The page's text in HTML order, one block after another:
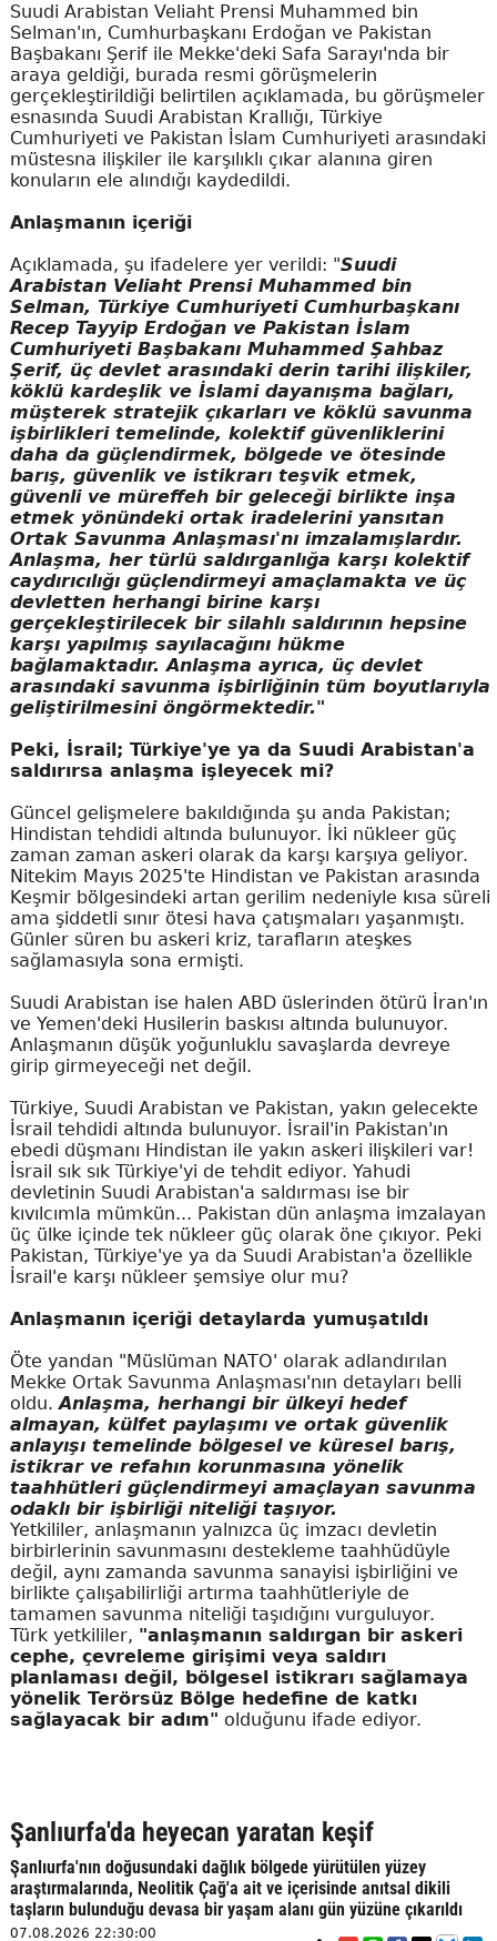
Suudi Arabistan Veliaht Prensi Muhammed bin
Selman'ın, Cumhurbaşkanı Erdoğan ve Pakistan
Başbakanı Şerif ile Mekke'deki Safa Sarayı'nda bir
araya geldiği, burada resmi görüşmelerin
gerçekleştirildiği belirtilen açıklamada, bu görüşmeler
esnasında Suudi Arabistan Krallığı, Türkiye
Cumhuriyeti ve Pakistan İslam Cumhuriyeti arasındaki
müstesna ilişkiler ile karşılıklı çıkar alanına giren
konuların ele alındığı kaydedildi.
Anlaşmanın içeriği
Açıklamada, şu ifadelere yer verildi: "Suudi
Arabistan Veliaht Prensi Muhammed bin
Selman, Türkiye Cumhuriyeti Cumhurbaşkanı
Recep Tayyip Erdoğan ve Pakistan İslam
Cumhuriyeti Başbakanı Muhammed Şahbaz
Şerif, üç devlet arasındaki derin tarihi ilişkiler,
köklü kardeşlik ve İslami dayanışma bağları,
müşterek stratejik çıkarları ve köklü savunma
işbirlikleri temelinde, kolektif güvenliklerini
daha da güçlendirmek, bölgede ve ötesinde
barış, güvenlik ve istikrarı teşvik etmek,
güvenli ve müreffeh bir geleceği birlikte inşa
etmek yönündeki ortak iradelerini yansıtan
Ortak Savunma Anlaşması'nı imzalamışlardır.
Anlaşma, her türlü saldırganlığa karşı kolektif
caydırıcılığı güçlendirmeyi amaçlamakta ve üç
devletten herhangi birine karşı
gerçekleştirilecek bir silahlı saldırının hepsine
karşı yapılmış sayılacağını hükme
bağlamaktadır. Anlaşma ayrıca, üç devlet
arasındaki savunma işbirliğinin tüm boyutlarıyla
geliştirilmesini öngörmektedir."
Peki, İsrail; Türkiye'ye ya da Suudi Arabistan'a
saldırırsa anlaşma işleyecek mi?
Güncel gelişmelere bakıldığında şu anda Pakistan;
Hindistan tehdidi altında bulunuyor. İki nükleer güç
zaman zaman askeri olarak da karşı karşıya geliyor.
Nitekim Mayıs 2025'te Hindistan ve Pakistan arasında
Keşmir bölgesindeki artan gerilim nedeniyle kısa süreli
ama şiddetli sınır ötesi hava çatışmaları yaşanmıştı.
Günler süren bu askeri kriz, tarafların ateşkes
sağlamasıyla sona ermişti.
Suudi Arabistan ise halen ABD üslerinden ötürü İran'ın
ve Yemen'deki Husilerin baskısı altında bulunuyor.
Anlaşmanın düşük yoğunluklu savaşlarda devreye
girip girmeyeceği net değil.
Türkiye, Suudi Arabistan ve Pakistan, yakın gelecekte
İsrail tehdidi altında bulunuyor. İsrail'in Pakistan'ın
ebedi düşmanı Hindistan ile yakın askeri ilişkileri var!
İsrail sık sık Türkiye'yi de tehdit ediyor. Yahudi
devletinin Suudi Arabistan'a saldırması ise bir
kıvılcımla mümkün... Pakistan dün anlaşma imzalayan
üç ülke içinde tek nükleer güç olarak öne çıkıyor. Peki
Pakistan, Türkiye'ye ya da Suudi Arabistan'a özellikle
İsrail'e karşı nükleer şemsiye olur mu?
Anlaşmanın içeriği detaylarda yumuşatıldı
Öte yandan "Müslüman NATO' olarak adlandırılan
Mekke Ortak Savunma Anlaşması'nın detayları belli
oldu.Anlaşma, herhangi bir ülkeyi hedef
almayan, külfet paylaşımı ve ortak güvenlik
anlayışı temelinde bölgesel ve küresel barış,
istikrar ve refahın korunmasına yönelik
taahhütleri güçlendirmeyi amaçlayan savunma
odaklı bir işbirliği niteliği taşıyor.
Yetkililer, anlaşmanın yalnızca üç imzacı devletin
birbirlerinin savunmasını destekleme taahhüdüyle
değil, aynı zamanda savunma sanayisi işbirliğini ve
birlikte çalışabilirliği artırma taahhütleriyle de
tamamen savunma niteliği taşıdığını vurguluyor.
Türk yetkililer, "anlaşmanın saldırgan bir askeri
cephe, çevreleme girişimi veya saldırı
planlaması değil, bölgesel istikrarı sağlamaya
yönelik Terörsüz Bölge hedefine de katkı
sağlayacak bir adım" olduğunu ifade ediyor.
Şanlıurfa'da heyecan yaratan keşif
Şanlıurfa'nın doğusundaki dağlık bölgede yürütülen yüzey
araştırmalarında, Neolitik Çağ'a ait ve içerisinde anıtsal dikili
taşların bulunduğu devasa bir yaşam alanı gün yüzüne çıkarıldı
07.08.2026 22:30:00